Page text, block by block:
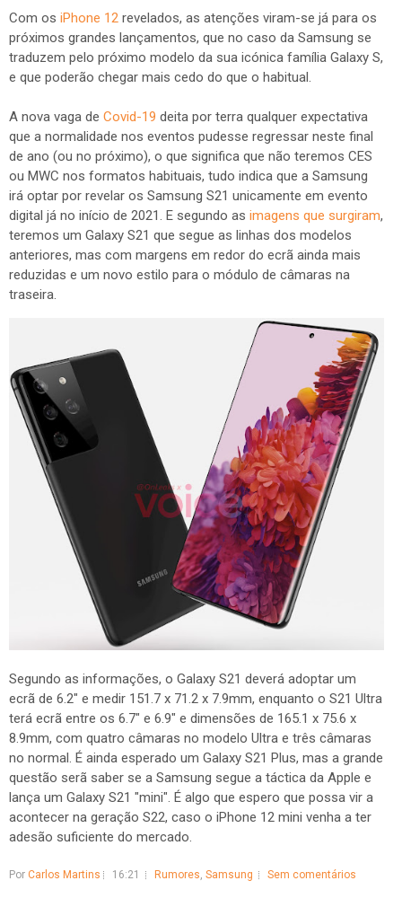
Com os iPhone 12 revelados, as atenções viram-se já para os
próximos grandes lançamentos, que no caso da Samsung se
traduzem pelo próximo modelo da sua icónica família Galaxy S,
e que poderão chegar mais cedo do que o habitual.
A nova vaga de Covid-19 deita por terra qualquer expectativa
que a normalidade nos eventos pudesse regressar neste final
de ano (ou no próximo), o que significa que não teremos CES
ou MWC nos formatos habituais, tudo indica que a Samsung
irá optar por revelar os Samsung S21 unicamente em evento
digital já no início de 2021. E segundo as imagens que surgiram,
teremos um Galaxy S21 que segue as linhas dos modelos
anteriores, mas com margens em redor do ecrã ainda mais
reduzidas e um novo estilo para o módulo de câmaras na
traseira.
Segundo as informações, o Galaxy S21 deverá adoptar um
ecrã de 6.2" e medir 151.7 x 71.2 x 7.9mm, enquanto o S21 Ultra
terá ecrã entre os 6.7" e 6.9" e dimensões de 165.1 x 75.6 x
8.9mm, com quatro câmaras no modelo Ultra e três câmaras
no normal. É ainda esperado um Galaxy S21 Plus, mas a grande
questão serã saber se a Samsung segue a táctica da Apple e
lança um Galaxy S21 "mini". É algo que espero que possa vir a
acontecer na geração S22, caso o iPhone 12 mini venha a ter
adesão suficiente do mercado.
Por Carlos Martins 16:21 Rumores Samsung Sem comentários